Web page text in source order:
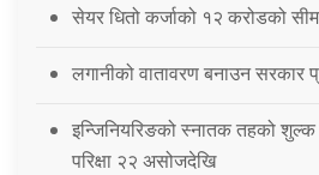
सेयर धितो कर्जाको १२ करोडको
लगानीको वातावरण बनाउन सरकार
इन्जिनियरिङको स्नातक तहको
परिक्षा २२ असोजदेखि